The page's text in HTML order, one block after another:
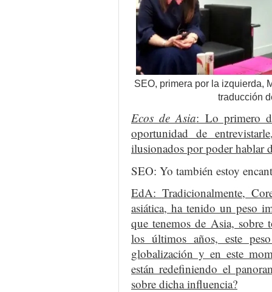
SEO, primera por la izquierda,
traducción
Ecos de Asia: Lo primero
oportunidad de
ilusionados por poder hablar
SEO: Yo también estoy
EdA: Tradicionalmente,
asiática, ha tenido un peso
que tenemos de Asia, sobre
los últimos años, este
globalización y en este
están redefiniendo el
sobre dicha influencia?